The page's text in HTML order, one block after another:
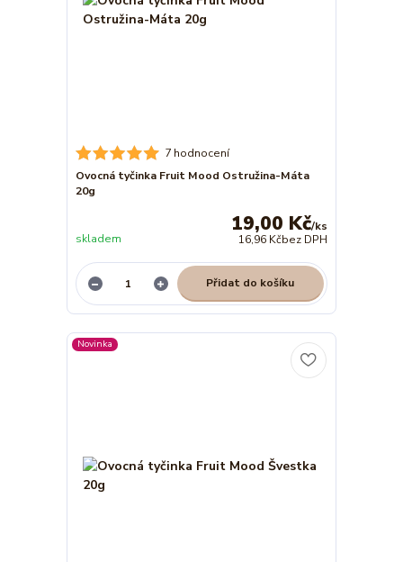
7 hodnocení
Ovocná tyčinka Fruit Mood Ostružina-Máta
20g
19,00 Kč/ks
16,96 Kčbez DPH
skladem
Přidat do košíku
Novinka